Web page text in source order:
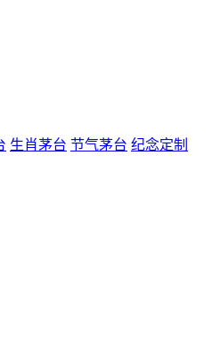
生肖茅台 节气茅台 纪念定制